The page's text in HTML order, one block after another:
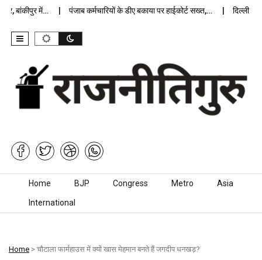
बांकीपुर में… पंजाब कर्मचारियों के डीए बकाया पर हाईकोर्ट सख्त,… दिल्ली
Skip to content
Home BJP Congress Metro Asia
International
Home > चौटाला फार्महाउस में क्यों खास मेहमान बनते हैं जगदीप धनखड़?